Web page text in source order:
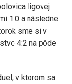
ligovej
1:0 a následne
sme si v
4:2 na pôde
v ktorom sa